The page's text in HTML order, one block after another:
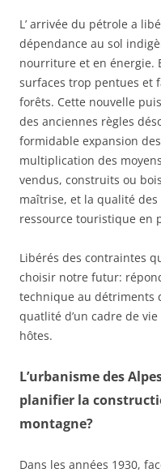
L’ arrivée du pétrole a
dépendance au sol
nourriture et en énergie.
surfaces trop pentues et
forêts. Cette nouvelle
des anciennes règles
formidable expansion
multiplication des
vendus, construits ou
maîtrise, et la qualité
ressource touristique en
Libérés des contraintes
choisir notre futur:
technique au détriments
quatlité d’un cadre de
hôtes.
L’urbanisme des
planifier la
montagne?
Dans les années 1930,